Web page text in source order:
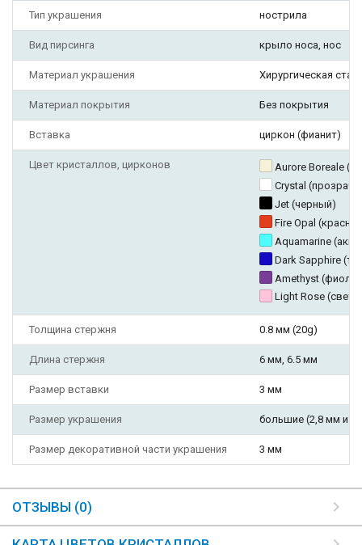
Тип украшения нострила
Вид пирсинга крыло носа, нос
Материал украшения Хирургическая
Материал покрытия Без покрытия
Вставка циркон (фианит)
Цвет кристаллов, цирконов
Aurore Boreale
Crystal
Jet (черный)
Fire Opal
Aquamarine
Dark Sapphire
Amethyst
Light Rose
Толщина стержня 0.8 мм (20g)
Длина стержня 6 мм, 6.5 мм
Размер вставки 3 мм
Размер украшения большие (2,8 мм и
Размер декоративной части украшения 3 мм
ОТЗЫВЫ (0)